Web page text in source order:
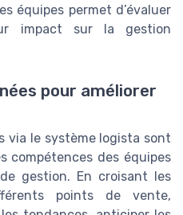
équipes permet d’évaluer
impact sur la gestion
pour améliorer
via le système logista sont
compétences des équipes
gestion. En croisant les
points de vente,